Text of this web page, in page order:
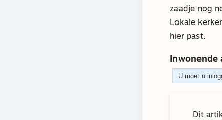
zaadje nog
Lokale
hier past.
Inwonende
U moet u
Dit